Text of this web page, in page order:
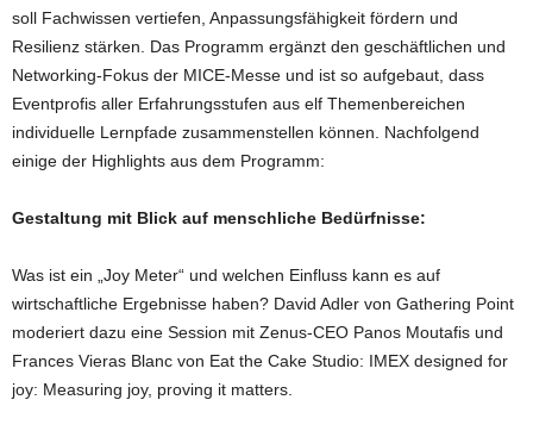
soll Fachwissen vertiefen, Anpassungsfähigkeit fördern und
Resilienz stärken. Das Programm ergänzt den geschäftlichen und
Networking-Fokus der MICE-Messe und ist so aufgebaut, dass
Eventprofis aller Erfahrungsstufen aus elf Themenbereichen
individuelle Lernpfade zusammenstellen können. Nachfolgend
einige der Highlights aus dem Programm:
Gestaltung mit Blick auf menschliche Bedürfnisse:
Was ist ein „Joy Meter“ und welchen Einfluss kann es auf
wirtschaftliche Ergebnisse haben? David Adler von Gathering Point
moderiert dazu eine Session mit Zenus-CEO Panos Moutafis und
Frances Vieras Blanc von Eat the Cake Studio: IMEX designed for
joy: Measuring joy, proving it matters.